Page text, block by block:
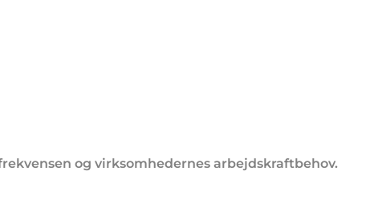
og virksomhedernes arbejdskraftbehov.